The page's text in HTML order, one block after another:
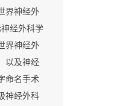
界神经外
经外科学
界神经外
以及神经
命名手术
神经外科